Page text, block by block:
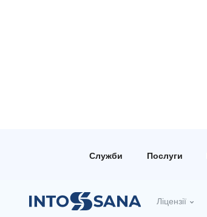
Служби Послуги
Ліцензії